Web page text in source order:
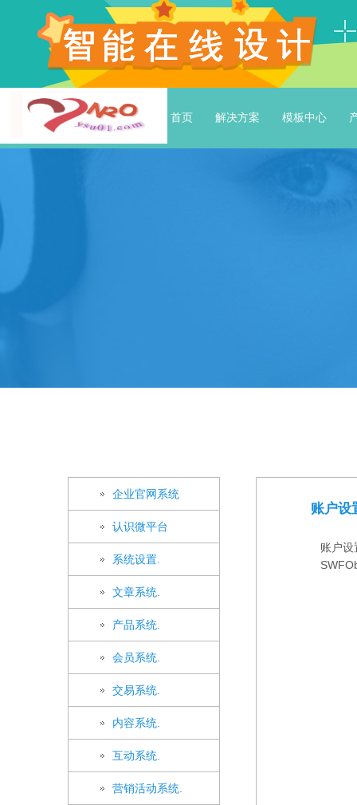
首页 解决方案 模板中心
企业官网系统
认识微平台
系统设置.
文章系统.
产品系统.
会员系统.
交易系统.
内容系统.
互动系统.
营销活动系统.
账户
账户